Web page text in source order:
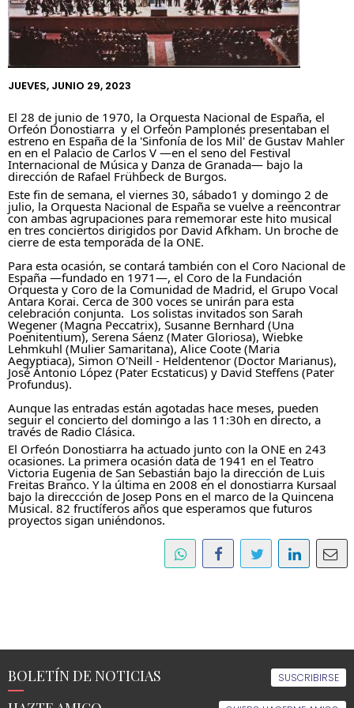
JUEVES, JUNIO 29, 2023
Orfeón Donostiarra y el Orfeón Pamplonés presentaban el
estreno en España de la 'Sinfonía de los Mil' de Gustav Mahler
en en el Palacio de Carlos V —en el seno del Festival
Internacional de Música y Danza de Granada— bajo la
dirección de Rafael Frühbeck de Burgos.
Este fin de semana, el viernes 30, sábado1 y domingo 2 de
julio, la Orquesta Nacional de España se vuelve a reencontrar
con ambas agrupaciones para rememorar este hito musical
en tres conciertos dirigidos por David Afkham. Un broche de
cierre de esta temporada de la ONE.
Para esta ocasión, se contará también con el Coro Nacional de
España ―fundado en 1971―, el Coro de la Fundación
Orquesta y Coro de la Comunidad de Madrid, el Grupo Vocal
Antara Korai. Cerca de 300 voces se unirán para esta
celebración conjunta. Los solistas invitados son Sarah
Wegener (Magna Peccatrix), Susanne Bernhard (Una
Poenitentium), Serena Sáenz (Mater Gloriosa), Wiebke
Lehmkuhl (Mulier Samaritana), Alice Coote (Maria
Aegyptiaca), Simon O'Neill - Heldentenor (Doctor Marianus),
José Antonio López (Pater Ecstaticus) y David Steffens (Pater
Profundus).
Aunque las entradas están agotadas hace meses, pueden
seguir el concierto del domingo a las 11:30h en directo, a
través de Radio Clásica.
El Orfeón Donostiarra ha actuado junto con la ONE en 243
ocasiones. La primera ocasión data de 1941 en el Teatro
Victoria Eugenia de San Sebastián bajo la dirección de Luis
Freitas Branco. Y la última en 2008 en el donostiarra Kursaal
bajo la direccción de Josep Pons en el marco de la Quincena
Musical. 82 fructíferos años que esperamos que futuros
proyectos sigan uniéndonos.
BOLETÍN DE NOTICIAS SUSCRIBIRSE